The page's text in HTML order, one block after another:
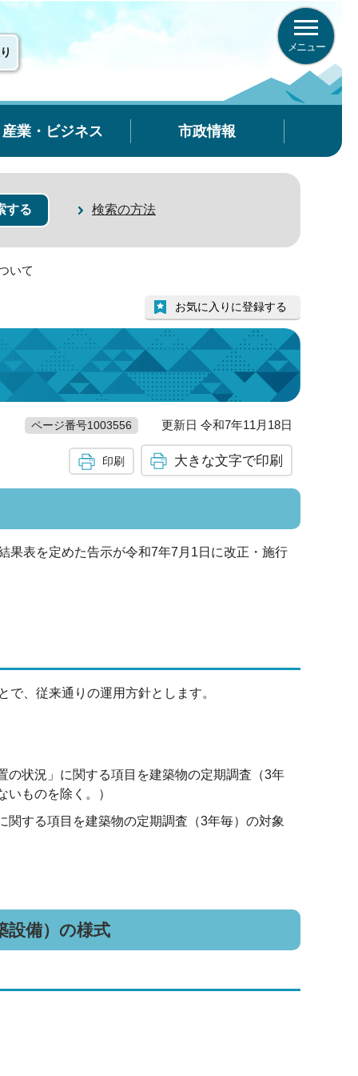
メニュー
産業・ビジネス 市政情報
検索の方法
いて
お気に入りに登録する
ページ番号1003556 更新日 令和7年11月18日
印刷 大きな文字で印刷
果表を定めた告示が令和7年7月1日に改正・施行
で、従来通りの運用方針とします。
の状況」に関する項目を建築物の定期調査（3年
ものを除く。）
関する項目を建築物の定期調査（3年毎）の対象
設備）の様式